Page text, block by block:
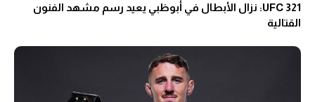
UFC 321: نزال الأبطال في أبوظبي يعيد رسم مشهد الفنون
القتالية